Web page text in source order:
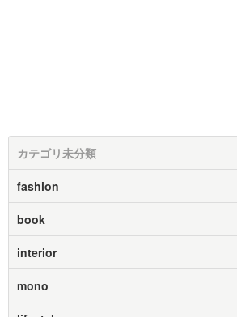
カテゴリ未分類
fashion
book
interior
mono